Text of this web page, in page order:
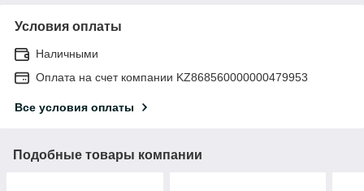
Условия оплаты
Наличными
Оплата на счет компании KZ868560000000479953
Все условия оплаты
Подобные товары компании